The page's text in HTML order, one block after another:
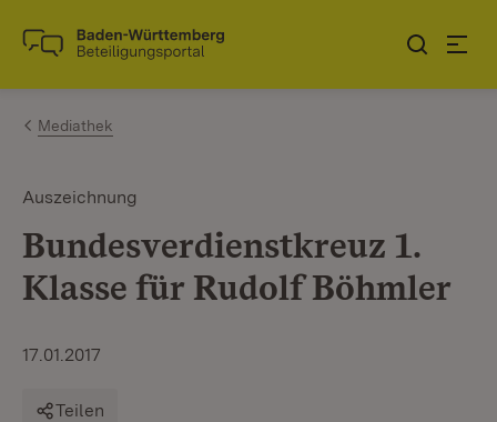
Zum Inhalt springen
Link zur Startseite
Mediathek
Auszeichnung
Bundesverdienstkreuz 1.
Klasse für Rudolf Böhmler
17.01.2017
Teilen